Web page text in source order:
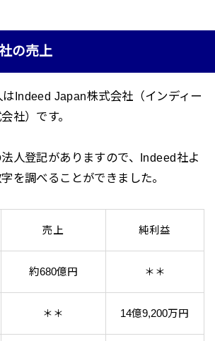
の売上
Indeed Japan株式会社（インディー
社）です。
人登記がありますので、Indeed社よ
を調べることができました。
売上 純利益
約680億円 ＊＊
＊＊ 14億9,200万円